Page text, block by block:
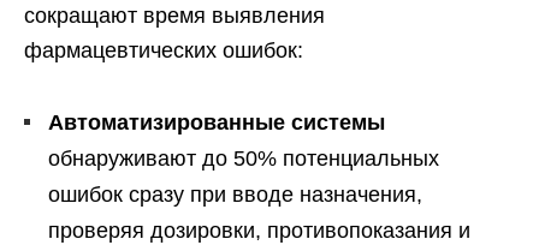
сокращают время выявления
фармацевтических ошибок:
Автоматизированные системы
обнаруживают до 50% потенциальных
ошибок сразу при вводе назначения,
проверяя дозировки, противопоказания и